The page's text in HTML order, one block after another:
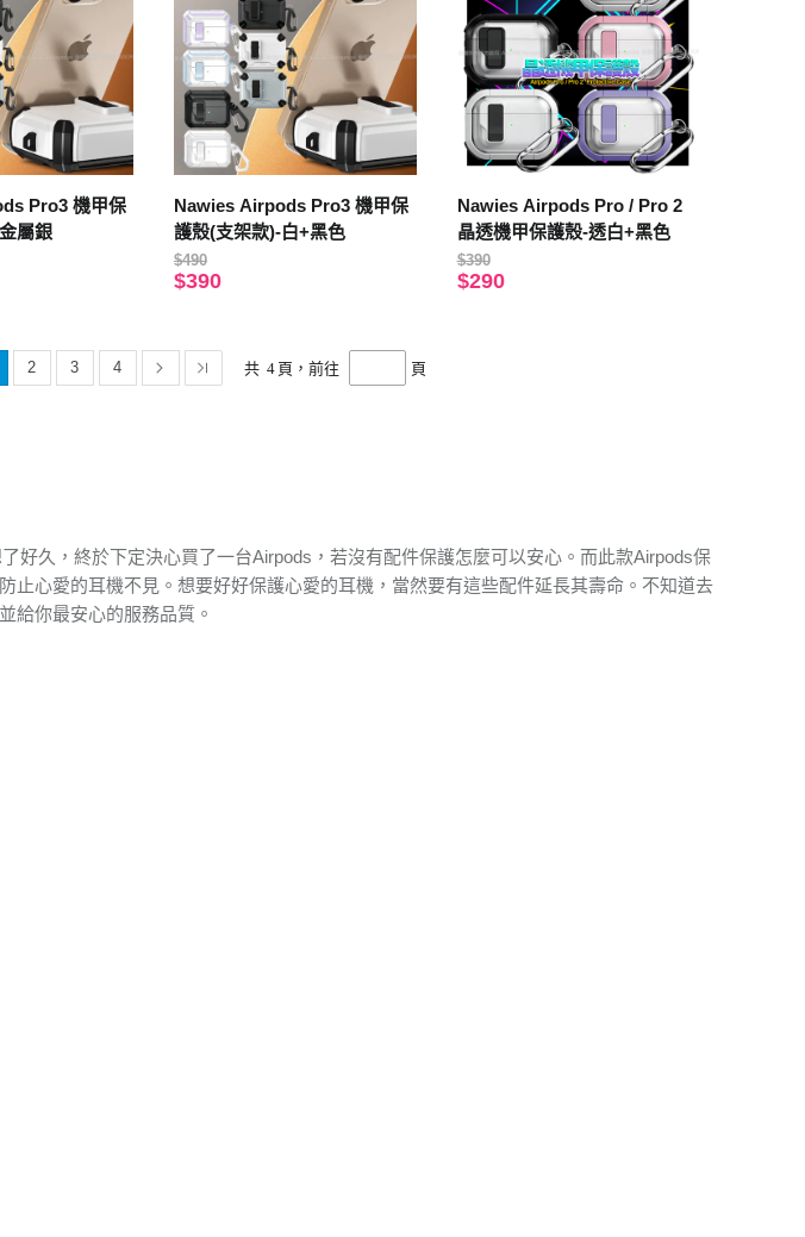
Pro3 機甲保
屬銀
Nawies Airpods Pro3 機甲保
護殼(支架款)-白+黑色
$490
$390
Nawies Airpods Pro / Pro 2
晶透機甲保護殼-透白+黑色
$390
$290
2 3 4 共 4 頁，前往 頁
好久，終於下定決心買了一台Airpods，若沒有配件保護怎麼可以安心。而此款Airpods保
止心愛的耳機不見。想要好好保護心愛的耳機，當然要有這些配件延長其壽命。不知道去
給你最安心的服務品質。